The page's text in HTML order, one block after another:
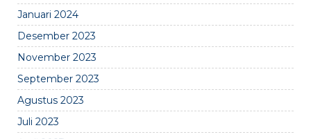
Januari 2024
Desember 2023
November 2023
September 2023
Agustus 2023
Juli 2023